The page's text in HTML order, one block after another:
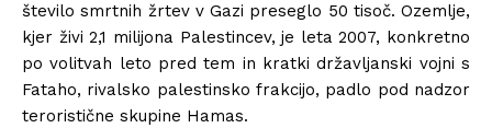
število smrtnih žrtev v Gazi preseglo 50 tisoč. Ozemlje,
kjer živi 2,1 milijona Palestincev, je leta 2007, konkretno
po volitvah leto pred tem in kratki državljanski vojni s
Fataho, rivalsko palestinsko frakcijo, padlo pod nadzor
teroristične skupine Hamas.